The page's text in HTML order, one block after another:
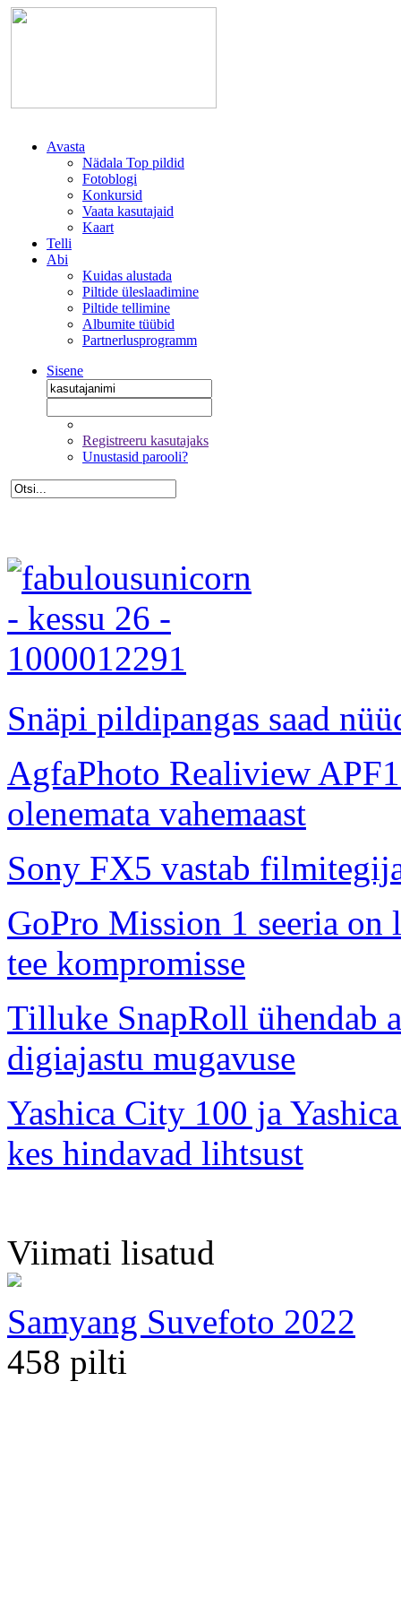
Avasta
Nädala Top pildid
Fotoblogi
Konkursid
Vaata kasutajaid
Kaart
Telli
Abi
Kuidas alustada
Piltide üleslaadimine
Piltide tellimine
Albumite tüübid
Partnerlusprogramm
Sisene
Registreeru kasutajaks
Unustasid parooli?
Snäpi pildipangas saad
AgfaPhoto Realiview
olenemata vahemaast
Sony FX5 vastab
GoPro Mission 1 seeria on
tee kompromisse
Tilluke SnapRoll ühendab
digiajastu mugavuse
Yashica City 100 ja
kes hindavad lihtsust
Viimati lisatud
Samyang Suvefoto 2022
458 pilti